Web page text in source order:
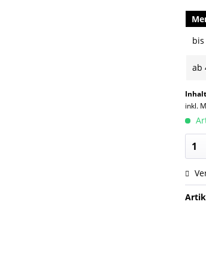
ab
inkl.